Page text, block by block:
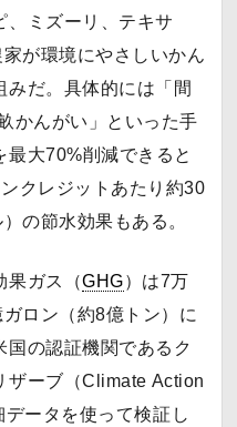
、ミズーリ、テキサ
が環境にやさしいかん
みだ。具体的には「間
かんがい」といった手
大70%削減できると
クレジットあたり約30
の節水効果もある。
果ガス（GHG）は7万
ロン（約8億トン）に
の認証機関であるク
ザーブ（Climate Action
ータを使って検証し